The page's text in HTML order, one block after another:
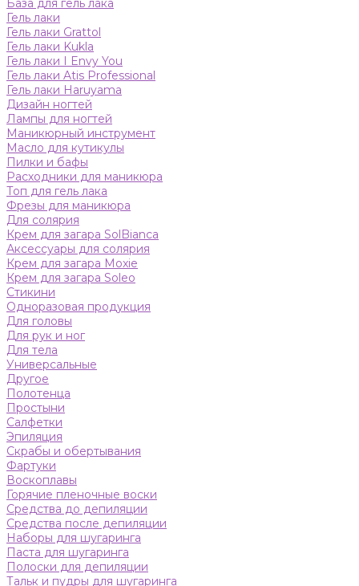
База для гель лака
Гель лаки
Гель лаки Grattol
Гель лаки Kukla
Гель лаки I Envy You
Гель лаки Atis Professional
Гель лаки Haruyama
Дизайн ногтей
Лампы для ногтей
Маникюрный инструмент
Масло для кутикулы
Пилки и бафы
Расходники для маникюра
Топ для гель лака
Фрезы для маникюра
Для солярия
Крем для загара SolBianca
Аксессуары для солярия
Крем для загара Moxie
Крем для загара Soleo
Стикини
Одноразовая продукция
Для головы
Для рук и ног
Для тела
Универсальные
Другое
Полотенца
Простыни
Салфетки
Эпиляция
Скрабы и обертывания
Фартуки
Воскоплавы
Горячие пленочные воски
Средства до депиляции
Средства после депиляции
Наборы для шугаринга
Паста для шугаринга
Полоски для депиляции
Тальк и пудры для шугаринга